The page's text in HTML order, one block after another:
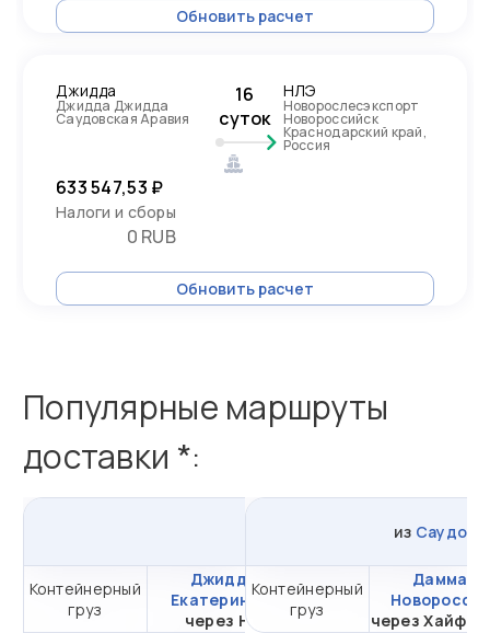
Обновить расчет
Джидда
Джидда Джидда
Саудовская Аравия
16
суток
НЛЭ
Новорослесэкспорт
Новороссийск
Краснодарский край,
Россия
633 547,53 ₽
Налоги и сборы
0 RUB
Обновить расчет
Популярные маршруты
доставки *:
Россию
Контейнерный
груз
Джидда -
Екатеринбург
через НЛЭ
от 881 460,39 ₽ за
20DC
из
Контейнерный
груз
Даммам -
через